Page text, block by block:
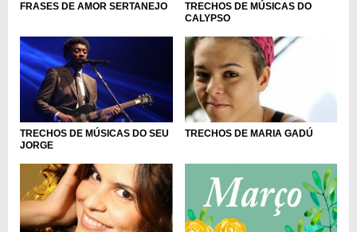
FRASES DE AMOR SERTANEJO
TRECHOS DE MÚSICAS DO
CALYPSO
TRECHOS DE MÚSICAS DO SEU
JORGE
TRECHOS DE MARIA GADÚ